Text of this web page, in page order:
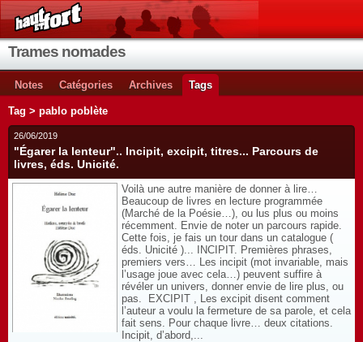
Trames nomades
Notes Catégories Archives Tags
Tag > pablo poblète
26/06/2019
"Égarer la lenteur".. Incipit, excipit, titres... Parcours de
livres, éds. Unicité.
Voilà une autre manière de donner à lire…
Beaucoup de livres en lecture programmée
(Marché de la Poésie…), ou lus plus ou moins
récemment. Envie de noter un parcours rapide.
Cette fois, je fais un tour dans un catalogue (
éds. Unicité )... INCIPIT. Premières phrases,
premiers vers… Les incipit (mot invariable, mais
l’usage joue avec cela…) peuvent suffire à
révéler un univers, donner envie de lire plus, ou
pas. EXCIPIT , Les excipit disent comment
l’auteur a voulu la fermeture de sa parole, et cela
fait sens. Pour chaque livre… deux citations.
Incipit, d’abord,...